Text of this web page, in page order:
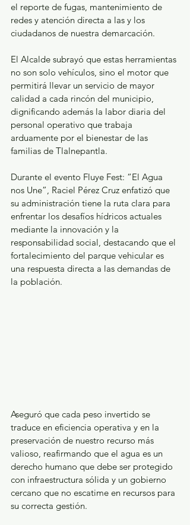
el reporte de fugas, mantenimiento de
redes y atención directa a las y los
ciudadanos de nuestra demarcación.
El Alcalde subrayó que estas herramientas
no son solo vehículos, sino el motor que
permitirá llevar un servicio de mayor
calidad a cada rincón del municipio,
dignificando además la labor diaria del
personal operativo que trabaja
arduamente por el bienestar de las
familias de Tlalnepantla.
Durante el evento Fluye Fest: “El Agua
nos Une”, Raciel Pérez Cruz enfatizó que
su administración tiene la ruta clara para
enfrentar los desafíos hídricos actuales
mediante la innovación y la
responsabilidad social, destacando que el
fortalecimiento del parque vehicular es
una respuesta directa a las demandas de
la población.
Aseguró que cada peso invertido se
traduce en eficiencia operativa y en la
preservación de nuestro recurso más
valioso, reafirmando que el agua es un
derecho humano que debe ser protegido
con infraestructura sólida y un gobierno
cercano que no escatime en recursos para
su correcta gestión.